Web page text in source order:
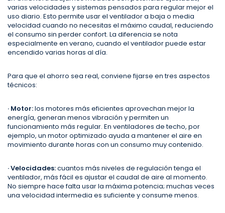
varias velocidades y sistemas pensados para regular mejor el
uso diario. Esto permite usar el ventilador a baja o media
velocidad cuando no necesitas el máximo caudal, reduciendo
el consumo sin perder confort. La diferencia se nota
especialmente en verano, cuando el ventilador puede estar
encendido varias horas al día.
Para que el ahorro sea real, conviene fijarse en tres aspectos
técnicos:
· Motor:los motores más eficientes aprovechan mejor la
energía, generan menos vibración y permiten un
funcionamiento más regular. En ventiladores de techo, por
ejemplo, un motor optimizado ayuda a mantener el aire en
movimiento durante horas con un consumo muy contenido.
· Velocidades:cuantos más niveles de regulación tenga el
ventilador, más fácil es ajustar el caudal de aire al momento.
No siempre hace falta usar la máxima potencia; muchas veces
una velocidad intermedia es suficiente y consume menos.